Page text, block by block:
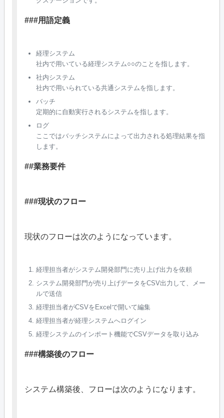
###用語定義
経理システム
社内で用いている経理システム○○のことを指します。
社内システム
社内で用いられている共通システムを指します。
バッチ
定期的に自動実行されるシステムを指します。
ログ
ここではバッチシステムによって出力される処理結果を指
します。
##業務要件
###現状のフロー
現状のフローは次のようになっています。
経理担当者がシステム開発部門に売り上げ出力を依頼
システム開発部門が売り上げデータをCSV出力して、メー
ルで送信
経理担当者がCSVをExcelで開いて編集
経理担当者が経理システムへログイン
経理システムのインポート機能でCSVデータを取り込み
###構築後のフロー
システム構築後、フローは次のようになります。